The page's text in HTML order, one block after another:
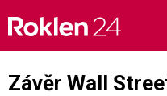
content
Závěr Wall